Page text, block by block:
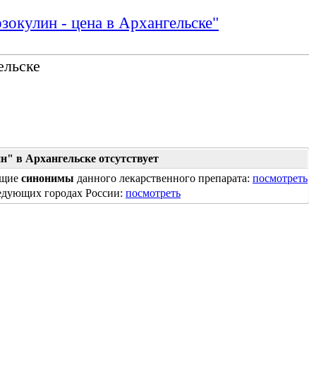
- цена в Архангельске"
в Архангельске отсутствует
синонимы данного лекарственного препарата: посмотреть
городах России: посмотреть